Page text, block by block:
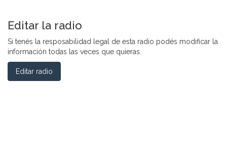
Editar la radio
Si tenés la resposabilidad legal de esta radio podés modificar la
información todas las veces que quieras.
Editar radio